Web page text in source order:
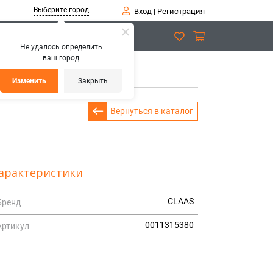
Не удалось определить
ваш город
Изменить Закрыть
Выберите город Вход| Регистрация
Вернуться в каталог
CLAAS
0011315380